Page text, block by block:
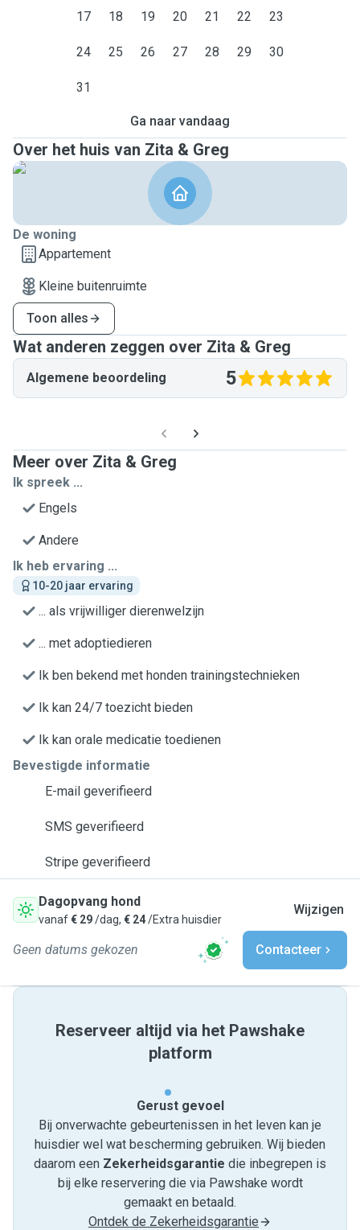
17 18 19 20 21 22 23
24 25 26 27 28 29 30
31
Ga naar vandaag
Over het huis van Zita & Greg
De woning
Appartement
Kleine buitenruimte
Toon alles
Wat anderen zeggen over Zita & Greg
Algemene beoordeling 5
Meer over Zita & Greg
Ik spreek ...
Engels
Andere
Ik heb ervaring ...
10-20 jaar ervaring
... als vrijwilliger dierenwelzijn
... met adoptiedieren
Ik ben bekend met honden trainingstechnieken
Ik kan 24/7 toezicht bieden
Ik kan orale medicatie toedienen
Bevestigde informatie
E-mail geverifieerd
SMS geverifieerd
Stripe geverifieerd
Dagopvang hond
vanaf€ 29/dag, € 24/Extra huisdier
Wijzigen
Geen datums gekozen Contacteer
Reserveer altijd via het Pawshake
platform
Gerust gevoel
Bij onverwachte gebeurtenissen in het leven kan je
huisdier wel wat bescherming gebruiken. Wij bieden
daarom een Zekerheidsgarantie die inbegrepen is
bij elke reservering die via Pawshake wordt
gemaakt en betaald.
Ontdek de Zekerheidsgarantie